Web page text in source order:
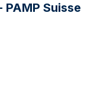
Suisse